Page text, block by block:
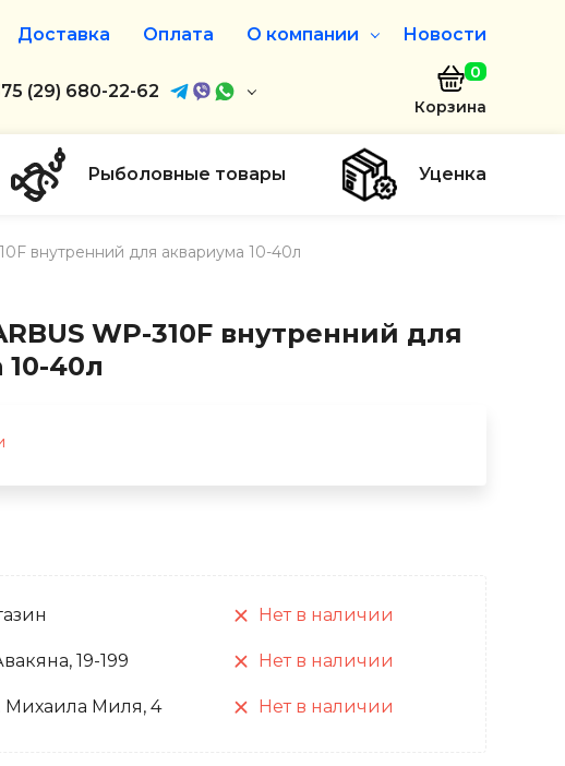
Доставка Оплата О компании
О нас
Дисконтная программа
Новости
(29) 680-22-62
магазин
А1
Заказать звонок
0
Корзина
Рыболовные товары Уценка
внутренний для аквариума 10-40л
WP-310F внутренний для
10-40л
Нет в наличии
19-199 Нет в наличии
Михаила Миля, 4 Нет в наличии